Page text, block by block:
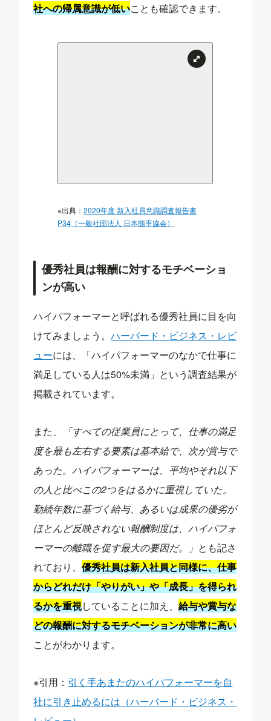
社への帰属意識が低いことも確認できます。
※出典：2020年度 新入社員意識調査報告書
P34（一般社団法人 日本能率協会）
優秀社員は報酬に対するモチベーショ
ンが高い
ハイパフォーマーと呼ばれる優秀社員に目を向
けてみましょう。ハーバード・ビジネス・レビ
ューには、「ハイパフォーマーのなかで仕事に
満足している人は50%未満」という調査結果が
掲載されています。
また、
「すべての従業員にとって、仕事の満足
度を最も左右する要素は基本給で、次が賞与で
あった。ハイパフォーマーは、平均やそれ以下
の人と比べこの2つをはるかに重視していた。
勤続年数に基づく給与、あるいは成果の優劣が
ほとんど反映されない報酬制度は、ハイパフォ
ーマーの離職を促す最大の要因だ。」 とも記さ
れており、優秀社員は新入社員と同様に、仕事
からどれだけ「やりがい」や「成長」を得られ
るかを重視していることに加え、給与や賞与な
どの報酬に対するモチベーションが非常に高い
ことがわかります。
※引用： 引く手あまたのハイパフォーマーを自
社に引き止めるには（ハーバード・ビジネス・